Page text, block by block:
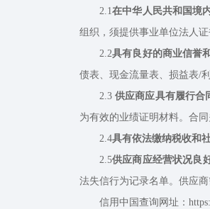
2.1在中华人民共和国境
组织，须提供事业单位法人
2.2具有良好的商业信誉
债表、现金流量表、损益表/
2.3供应商应具有履行合
为有效的业绩证明材料。合
2.4具有依法缴纳税收和
2.5供应商应经营状况良
法失信行为记录名单。供应
信用中国查询网址：https://